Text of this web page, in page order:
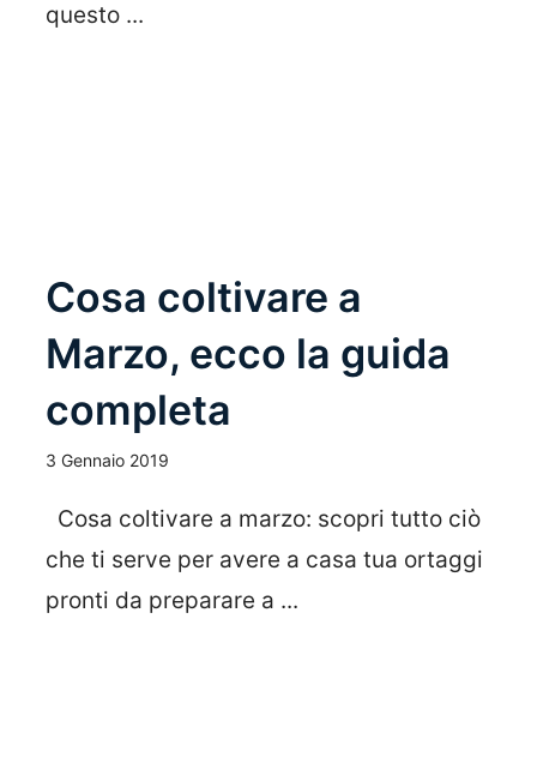
questo ...
Cosa coltivare a
Marzo, ecco la guida
completa
3 Gennaio 2019
Cosa coltivare a marzo: scopri tutto ciò
che ti serve per avere a casa tua ortaggi
pronti da preparare a ...